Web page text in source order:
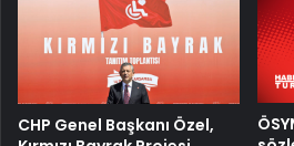
CHP Genel Başkanı Özel,